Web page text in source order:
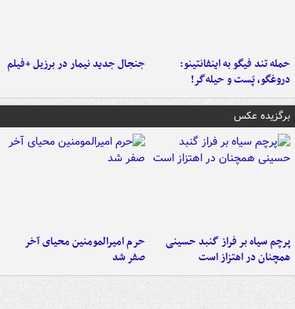
حمله تند فیگو به اینفانتینو:
دروغگو، پَست‌ و حیله‌گر!
جنجال جدید نیمار در برزیل +فیلم
برگزیده عکس
پرچم سیاه بر فراز گنبد حسینی
همچنان در اهتزاز است
حرم امیرالمومنین محیای آخر
صفر شد